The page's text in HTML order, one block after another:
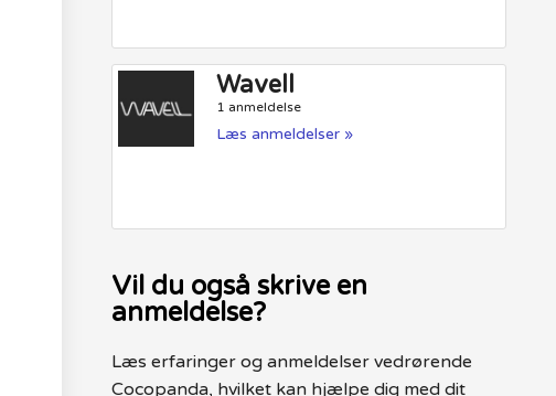
Wavell
1 anmeldelse
Læs anmeldelser »
Vil du også skrive en
anmeldelse?
Læs erfaringer og anmeldelser vedrørende
Cocopanda, hvilket kan hjælpe dig med dit